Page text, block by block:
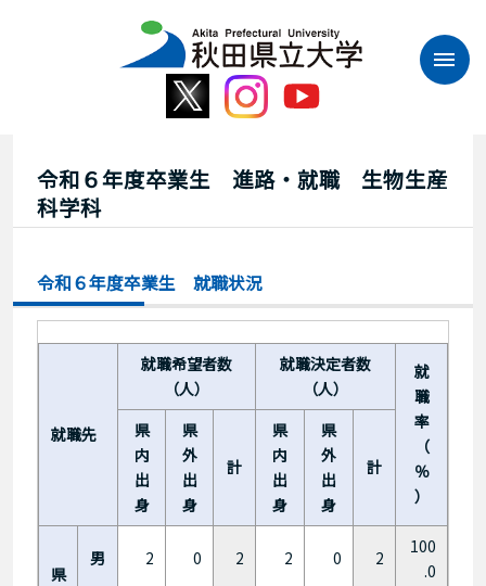
令和６年度卒業生 進路・就職 生物生産
科学科
令和６年度卒業生 就職状況
就職先
就職希望者数
（人）
就職決定者数
（人）
就
職
率
（
％
）
県
内
出
身
県
外
出
身
計
県
内
出
身
県
外
出
身
計
県
男 2 0 2 2 0 2
100
.0